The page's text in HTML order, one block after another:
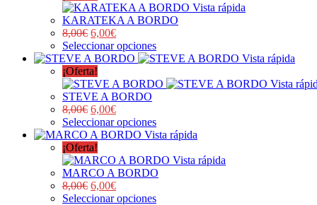
Vista rápida
KARATEKA A BORDO
8,00€ 6,00€
Seleccionar opciones
Vista rápida
¡Oferta!
Vista
STEVE A BORDO
8,00€ 6,00€
Seleccionar opciones
Vista rápida
¡Oferta!
Vista rápida
MARCO A BORDO
8,00€ 6,00€
Seleccionar opciones